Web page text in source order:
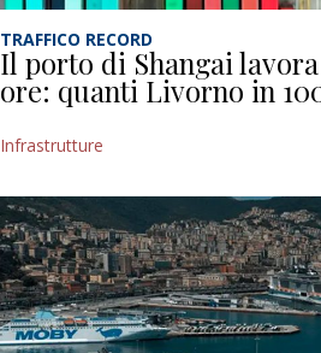
TRAFFICO RECORD
Il porto di Shangai
ore: quanti Livorno in
Infrastrutture